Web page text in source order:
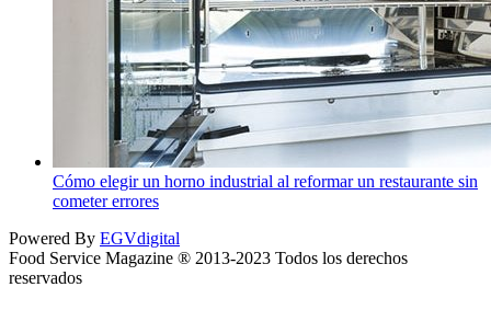
Cómo elegir un horno industrial al reformar un restaurante sin
cometer errores
Powered By EGVdigital
Food Service Magazine ® 2013-2023 Todos los derechos
reservados